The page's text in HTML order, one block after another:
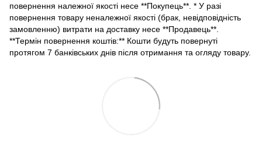
повернення належної якості несе **Покупець**. * У разі
повернення товару неналежної якості (брак, невідповідність
замовленню) витрати на доставку несе **Продавець**.
**Термін повернення коштів:** Кошти будуть повернуті
протягом 7 банківських днів після отримання та огляду товару.